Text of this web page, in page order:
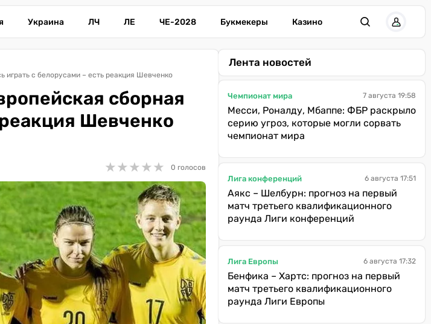
Украина ЛЧ ЛЕ ЧЕ-2028 Букмекеры Казино
играть с белорусами – есть реакция Шевченко
сборная
реакция Шевченко
★★★★★
★★★★★ 0 голосов
Лента новостей
Чемпионат мира 7 августа 19:58
Месси, Роналду, Мбаппе: ФБР раскрыло
серию угроз, которые могли сорвать
чемпионат мира
Лига конференций 6 августа 17:51
Аякс – Шелбурн: прогноз на первый
матч третьего квалификационного
раунда Лиги конференций
Лига Европы 6 августа 17:32
Бенфика – Хартс: прогноз на первый
матч третьего квалификационного
раунда Лиги Европы